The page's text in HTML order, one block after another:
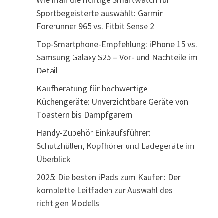
Sportbegeisterte auswählt: Garmin
Forerunner 965 vs. Fitbit Sense 2
Top-Smartphone-Empfehlung: iPhone 15 vs.
Samsung Galaxy S25 – Vor- und Nachteile im
Detail
Kaufberatung für hochwertige
Küchengeräte: Unverzichtbare Geräte von
Toastern bis Dampfgarern
Handy-Zubehör Einkaufsführer:
Schutzhüllen, Kopfhörer und Ladegeräte im
Überblick
2025: Die besten iPads zum Kaufen: Der
komplette Leitfaden zur Auswahl des
richtigen Modells